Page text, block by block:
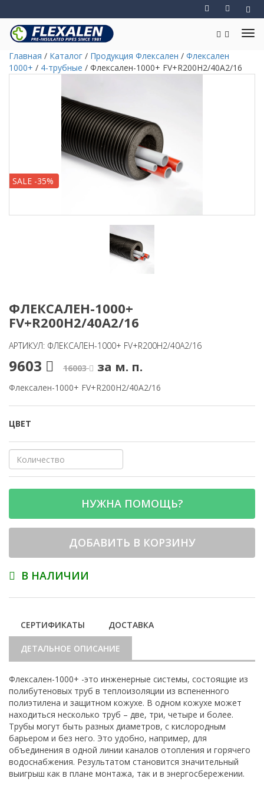
Главная / Каталог / Продукция Флексален / Флексален
1000+ / 4-трубные / Флексален-1000+ FV+R200H2/40A2/16
SALE -35%
ФЛЕКСАЛЕН-1000+
FV+R200H2/40A2/16
АРТИКУЛ: ФЛЕКСАЛЕН-1000+ FV+R200H2/40A2/16
9603 16003 за м. п.
Флексален-1000+ FV+R200H2/40A2/16
ЦВЕТ
НУЖНА ПОМОЩЬ?
ДОБАВИТЬ В КОРЗИНУ
В НАЛИЧИИ
СЕРТИФИКАТЫ ДОСТАВКА
ДЕТАЛЬНОЕ ОПИСАНИЕ
Флексален-1000+ -это инженерные системы, состоящие из
полибутеновых труб в теплоизоляции из вспененного
полиэтилена и защитном кожухе. В одном кожухе может
находиться несколько труб – две, три, четыре и более.
Трубы могут быть разных диаметров, с кислородным
барьером и без него. Это удобно, например, для
объединения в одной линии каналов отопления и горячего
водоснабжения. Результатом становится значительный
выигрыш как в плане монтажа, так и в энергосбережении.